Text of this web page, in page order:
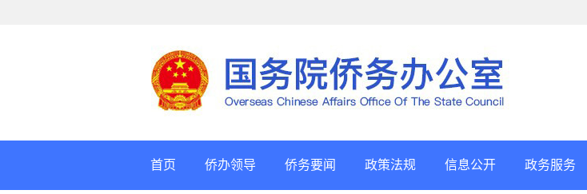
首页 侨办领导 侨务要闻 政策法规 信息公开 政务服务